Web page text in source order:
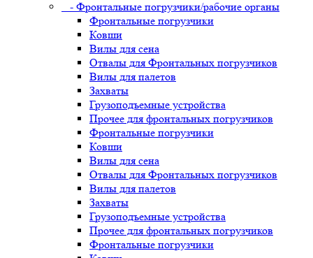
- Фронтальные погрузчики/рабочие органы
Фронтальные погрузчики
Ковши
Вилы для сена
Отвалы для Фронтальных погрузчиков
Вилы для палетов
Захваты
Грузоподъемные устройства
Прочее для фронтальных погрузчиков
Фронтальные погрузчики
Ковши
Вилы для сена
Отвалы для Фронтальных погрузчиков
Вилы для палетов
Захваты
Грузоподъемные устройства
Прочее для фронтальных погрузчиков
Фронтальные погрузчики